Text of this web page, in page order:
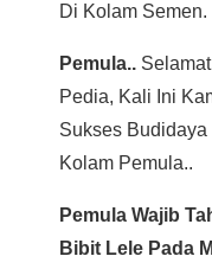
Di Kolam Semen.
Pemula..
Pedia, Kali Ini
Sukses Budidaya
Kolam Pemula..
Pemula Wajib
Bibit Lele Pada